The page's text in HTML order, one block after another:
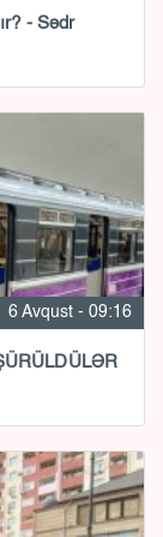
- Sədr
6 Avqust - 09:16